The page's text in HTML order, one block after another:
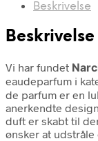
Beskrivelse
Beskrivelse
Vi har fundet
eaudeparfum i
de parfum er en
anerkendte
duft er skabt til
ønsker at